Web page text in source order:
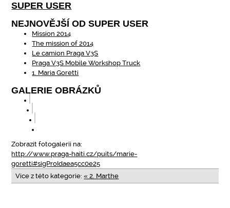
SUPER USER
NEJNOVĚJŠÍ OD SUPER USER
Mission 2014
The mission of 2014
Le camion Praga V3S
Praga V3S Mobile Workshop Truck
1. Maria Goretti
GALERIE OBRÁZKŮ
Zobrazit fotogalerii na:
http://www.praga-haiti.cz/puits/marie-
goretti#sigProIdaea5cc0e25
Více z této kategorie: « 2. Marthe